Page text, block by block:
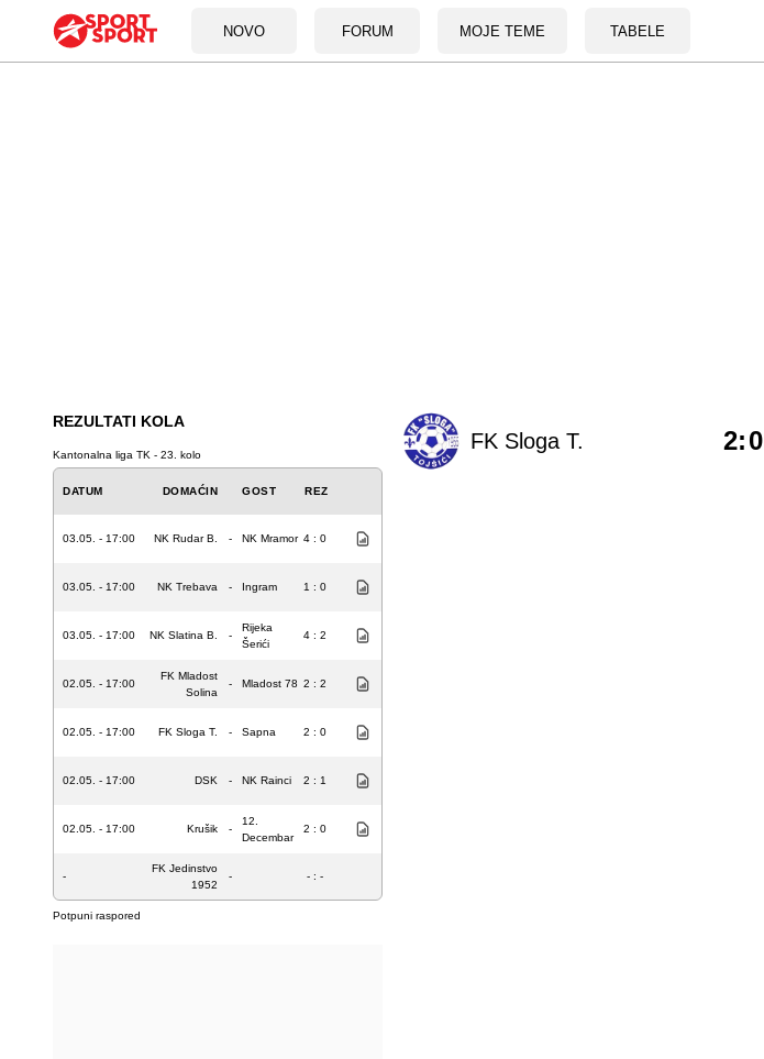
NOVO FORUM MOJE TEME TABELE
REZULTATI KOLA
Kantonalna liga TK - 23. kolo
DATUM DOMAĆIN GOST REZ
03.05. - 17:00 NK Rudar B. - NK Mramor 4 : 0
03.05. - 17:00 NK Trebava - Ingram 1 : 0
03.05. - 17:00 NK Slatina B. -
Rijeka
Šerići
4 : 2
02.05. - 17:00
FK Mladost
Solina
- Mladost 78 2 : 2
02.05. - 17:00 FK Sloga T. - Sapna 2 : 0
02.05. - 17:00 DSK - NK Rainci 2 : 1
02.05. - 17:00 Krušik -
12.
Decembar
2 : 0
-
FK Jedinstvo
1952
- - : -
Potpuni raspored
FK Sloga T. 2:0